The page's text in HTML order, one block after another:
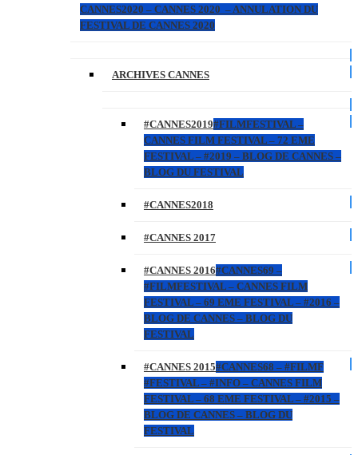
CANNES2020 – CANNES 2020 – ANNULATION DU
FESTIVAL DE CANNES 2020
ARCHIVES CANNES
#CANNES2019#FILMFESTIVAL –
CANNES FILM FESTIVAL – 72 EME
FESTIVAL – #2019 – BLOG DE CANNES –
BLOG DU FESTIVAL
#CANNES2018
#CANNES 2017
#CANNES 2016#CANNES69 –
#FILMFESTIVAL – CANNES FILM
FESTIVAL – 69 EME FESTIVAL – #2016 –
BLOG DE CANNES – BLOG DU
FESTIVAL
#CANNES 2015#CANNES68 – #FILMF
#FESTIVAL – #INFO – CANNES FILM
FESTIVAL – 68 EME FESTIVAL – #2015 –
BLOG DE CANNES – BLOG DU
FESTIVAL